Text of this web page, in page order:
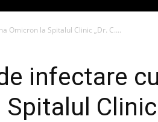
Omicron la Spitalul Clinic „Dr. C....
infectare cu
Clinic